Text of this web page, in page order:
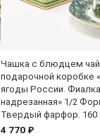
Чашка с блюдцем
подарочной коробке
ягоды России. Фиалка
надрезанная» 1/2
Твердый фарфор. 160
4 770 ₽